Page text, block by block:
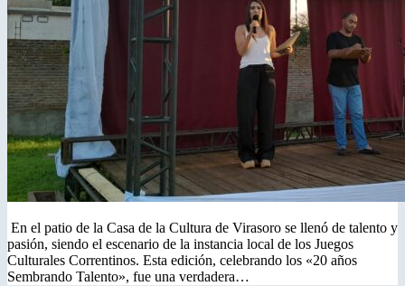
En el patio de la Casa de la Cultura de Virasoro se llenó de talento y
pasión, siendo el escenario de la instancia local de los Juegos
Culturales Correntinos. Esta edición, celebrando los «20 años
Sembrando Talento», fue una verdadera…